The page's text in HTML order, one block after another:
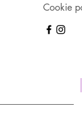
Cookie